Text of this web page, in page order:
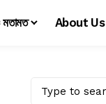
মতামত About Us